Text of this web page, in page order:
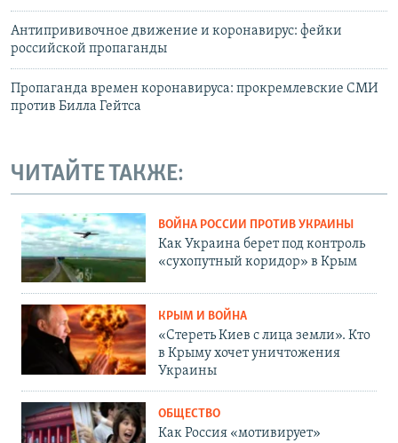
Антипрививочное движение и коронавирус: фейки
российской пропаганды
Пропаганда времен коронавируса: прокремлевские СМИ
против Билла Гейтса
ЧИТАЙТЕ ТАКЖЕ:
ВОЙНА РОССИИ ПРОТИВ УКРАИНЫ
Как Украина берет под контроль
«сухопутный коридор» в Крым
КРЫМ И ВОЙНА
«Стереть Киев с лица земли». Кто
в Крыму хочет уничтожения
Украины
ОБЩЕСТВО
Как Россия «мотивирует»